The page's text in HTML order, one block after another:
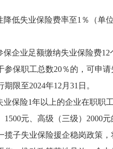
低失业保险费率至1％（单
企业足额缴纳失业保险费
保职工总数20％的，可申
限至2024年12月31日。
保险1年以上的企业在职
元、高级（三级）2000
子失业保险援企稳岗政策